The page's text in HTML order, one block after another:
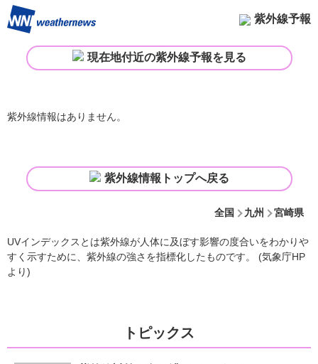
紫外線予報
現在地付近の紫外線予報を見る
紫外線情報はありません。
紫外線情報トップへ戻る
全国 九州 宮崎県
UVインデックスとは紫外線が人体に及ぼす影響の度合いをわかりや
すく示すために、紫外線の強さを指標化したものです。 (気象庁HP
より)
トピックス